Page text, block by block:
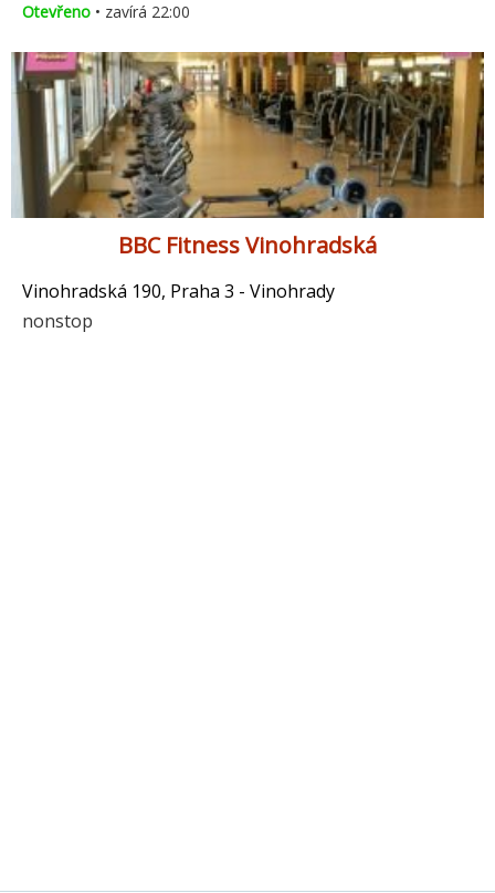
Otevřeno • zavírá 22:00
BBC Fitness Vinohradská
Vinohradská 190, Praha 3 - Vinohrady
nonstop